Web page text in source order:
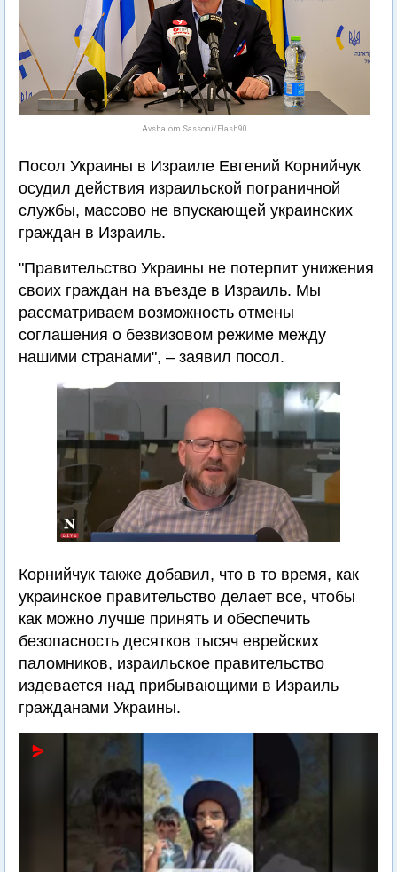
Avshalom Sassoni‎‏/Flash90
Посол Украины в Израиле Евгений Корнийчук
осудил действия израильской пограничной
службы, массово не впускающей украинских
граждан в Израиль.
"Правительство Украины не потерпит унижения
своих граждан на въезде в Израиль. Мы
рассматриваем возможность отмены
соглашения о безвизовом режиме между
нашими странами", – заявил посол.
Корнийчук также добавил, что в то время, как
украинское правительство делает все, чтобы
как можно лучше принять и обеспечить
безопасность десятков тысяч еврейских
паломников, израильское правительство
издевается над прибывающими в Израиль
гражданами Украины.